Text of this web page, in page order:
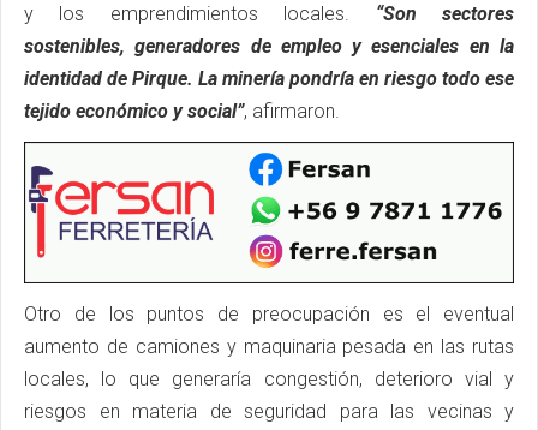
y los emprendimientos locales. “Son sectores
sostenibles, generadores de empleo y esenciales en la
identidad de Pirque. La minería pondría en riesgo todo ese
tejido económico y social”, afirmaron.
Otro de los puntos de preocupación es el eventual
aumento de camiones y maquinaria pesada en las rutas
locales, lo que generaría congestión, deterioro vial y
riesgos en materia de seguridad para las vecinas y